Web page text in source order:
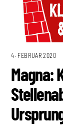
4. FEBRUAR 2020
Magna: